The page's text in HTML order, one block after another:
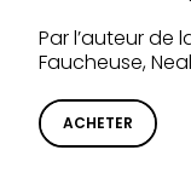
Par l’auteur de
Faucheuse,
ACHETER